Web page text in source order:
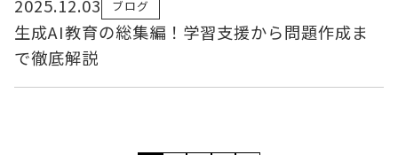
2025.12.03
ブログ
生成AI教育の総集編！学習支援から問題作成ま
で徹底解説